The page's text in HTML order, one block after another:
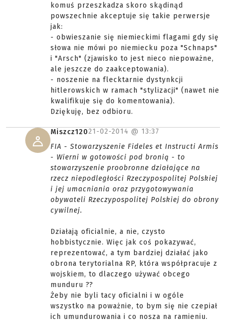
komuś przeszkadza skoro skądinąd
powszechnie akceptuje się takie perwersje
jak:
- obwieszanie się niemieckimi flagami gdy się
słowa nie mówi po niemiecku poza "Schnaps"
i "Arsch" (zjawisko to jest nieco niepoważne,
ale jeszcze do zaakceptowania).
- noszenie na flecktarnie dystynkcji
hitlerowskich w ramach "stylizacji" (nawet nie
kwalifikuje się do komentowania).
Dziękuję, bez odbioru.
Miszcz12021-02-2014 @ 13:37
FIA - Stowarzyszenie Fideles et Instructi Armis
- Wierni w gotowości pod bronią - to
stowarzyszenie proobronne działające na
rzecz niepodległości Rzeczypospolitej Polskiej
i jej umacniania oraz przygotowywania
obywateli Rzeczypospolitej Polskiej do obrony
cywilnej.
Działają oficialnie, a nie, czysto
hobbistycznie. Więc jak coś pokazywać,
reprezentować, a tym bardziej działać jako
obrona terytorialna RP, która współpracuje z
wojskiem, to dlaczego używać obcego
munduru ??
Żeby nie byli tacy oficialni i w ogóle
wszystko na poważnie, to bym się nie czepiał
ich umundurowania i co nosza na ramieniu.